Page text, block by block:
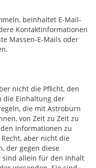
beinhaltet E-Mail-
Kontaktinformationen
Massen-E-Mails oder
nicht die Pflicht, den
die Einhaltung der
die mit Astroburn
von Zeit zu Zeit zu
Informationen zu
aber nicht die
der gegen diese
sind allein für den Inhalt